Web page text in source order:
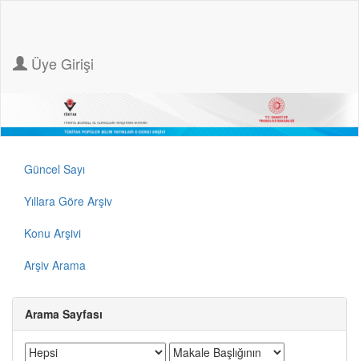
Üye Girişi
Güncel Sayı
Yıllara Göre Arşiv
Konu Arşivi
Arşiv Arama
Arama Sayfası